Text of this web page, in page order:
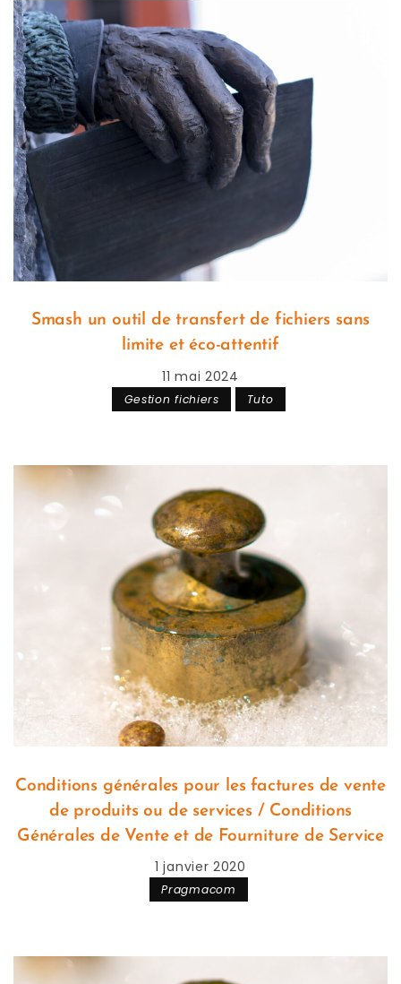
Smash un outil de transfert de fichiers sans
limite et éco-attentif
11 mai 2024
Gestion fichiers Tuto
Conditions générales pour les factures de vente
de produits ou de services / Conditions
Générales de Vente et de Fourniture de Service
1 janvier 2020
Pragmacom